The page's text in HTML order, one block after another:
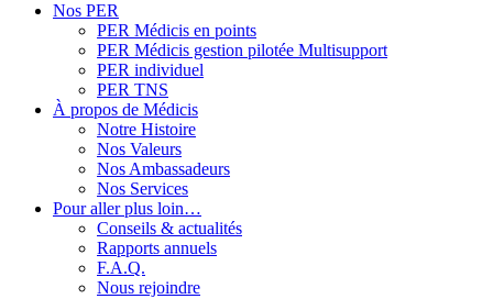
Nos PER
PER Médicis en points
PER Médicis gestion pilotée Multisupport
PER individuel
PER TNS
À propos de Médicis
Notre Histoire
Nos Valeurs
Nos Ambassadeurs
Nos Services
Pour aller plus loin…
Conseils & actualités
Rapports annuels
F.A.Q.
Nous rejoindre